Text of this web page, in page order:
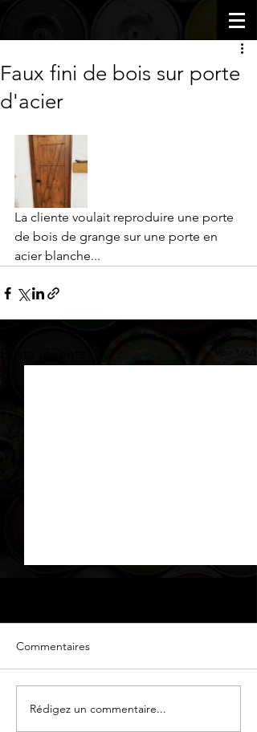
Faux fini de bois sur porte
d'acier
La cliente voulait reproduire une porte
de bois de grange sur une porte en
acier blanche...
Texture de roche...
Commentaires
Rédigez un commentaire...